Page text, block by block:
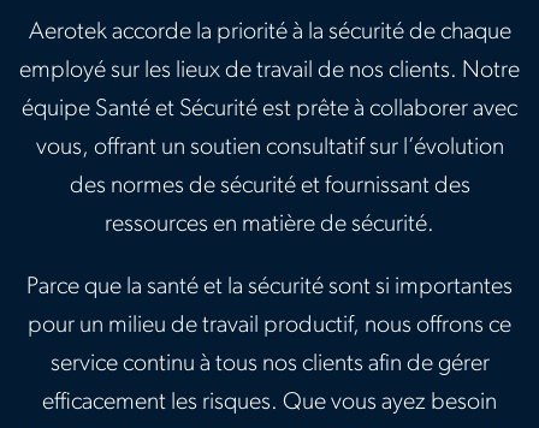
Aerotek accorde la priorité à la sécurité de chaque
employé sur les lieux de travail de nos clients. Notre
équipe Santé et Sécurité est prête à collaborer avec
vous, offrant un soutien consultatif sur l’évolution
des normes de sécurité et fournissant des
ressources en matière de sécurité.
Parce que la santé et la sécurité sont si importantes
pour un milieu de travail productif, nous offrons ce
service continu à tous nos clients afin de gérer
efficacement les risques. Que vous ayez besoin